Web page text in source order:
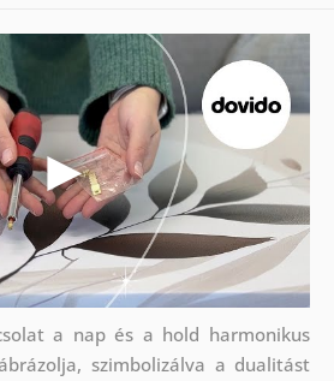
a nap és a hold harmonikus
szimbolizálva a dualitást